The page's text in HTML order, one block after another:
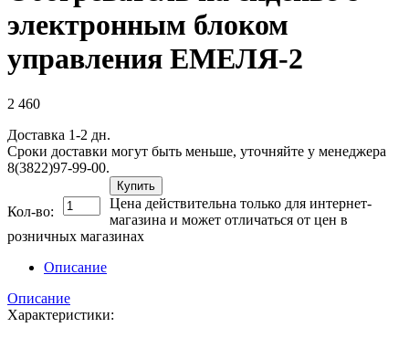
электронным блоком
управления ЕМЕЛЯ-2
2 460
Доставка 1-2 дн.
Сроки доставки могут быть меньше, уточняйте у менеджера
8(3822)97-99-00.
Кол-во:
Купить
Цена действительна только для интернет-
магазина и может отличаться от цен в
розничных магазинах
Описание
Описание
Характеристики: